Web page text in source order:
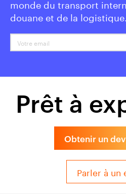
monde du transport
douane et de la logistique.
Votre email
Prêt à
Obtenir un
Parler à un